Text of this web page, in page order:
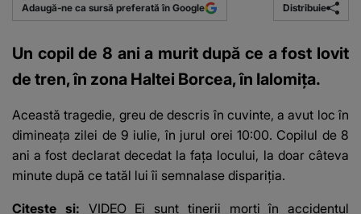
Adaugă-ne ca sursă preferată în Google Distribuie
Un copil de 8 ani a murit după ce a fost lovit
de tren, în zona Haltei Borcea, în Ialomița.
Această tragedie, greu de descris în cuvinte, a avut loc în
dimineața zilei de 9 iulie, în jurul orei 10:00. Copilul de 8
ani a fost declarat decedat la fața locului, la doar câteva
minute după ce tatăl lui îi semnalase dispariția.
Citește și: VIDEO Ei sunt tinerii morți în accidentul